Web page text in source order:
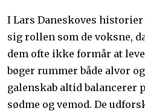
I Lars Daneskoves historier
sig rollen som de voksne,
dem ofte ikke formår at
bøger rummer både alvor
galenskab altid balancerer
sødme og vemod. De